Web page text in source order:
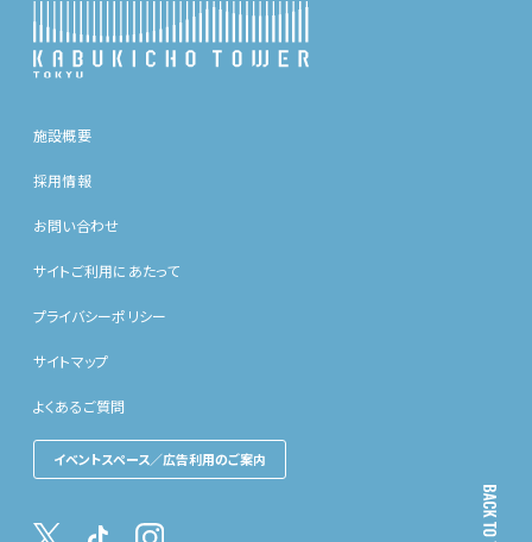
施設概要
採用情報
お問い合わせ
サイトご利用にあたって
プライバシーポリシー
サイトマップ
よくあるご質問
イベントスペース／広告利用のご案内